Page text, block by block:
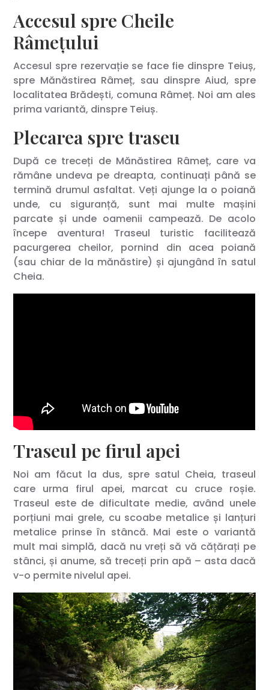
Accesul spre Cheile
Râmețului
Accesul spre rezervație se face fie dinspre Teiuș,
spre Mănăstirea Râmeț, sau dinspre Aiud, spre
localitatea Brădești, comuna Râmeț. Noi am ales
prima variantă, dinspre Teiuș.
Plecarea spre traseu
După ce treceți de Mănăstirea Râmeț, care va
rămâne undeva pe dreapta, continuați până se
termină drumul asfaltat. Veți ajunge la o poiană
unde, cu siguranță, sunt mai multe mașini
parcate și unde oamenii campează. De acolo
începe aventura! Traseul turistic facilitează
pacurgerea cheilor, pornind din acea poiană
(sau chiar de la mănăstire) și ajungând în satul
Cheia.
Traseul pe firul apei
Noi am făcut la dus, spre satul Cheia, traseul
care urma firul apei, marcat cu cruce roșie.
Traseul este de dificultate medie, având unele
porțiuni mai grele, cu scoabe metalice și lanțuri
metalice prinse în stâncă. Mai este o variantă
mult mai simplă, dacă nu vreți să vă cățărați pe
stânci, și anume, să treceți prin apă – asta dacă
v-o permite nivelul apei.